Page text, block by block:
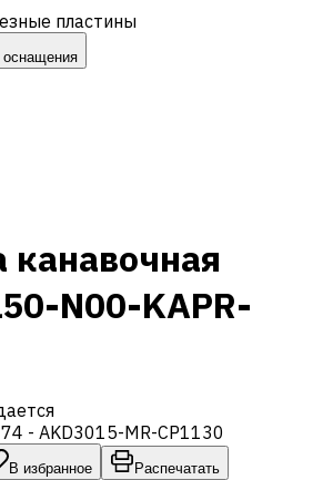
пластины
оснащения
канавочная
N00-KAPR-
- AKD3015-MR-CP1130
В избранное Распечатать